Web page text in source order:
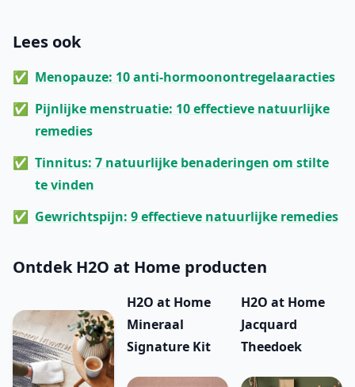
Lees ook
Menopauze: 10 anti-hormoonontregelaaracties
Pijnlijke menstruatie: 10 effectieve natuurlijke
remedies
Tinnitus: 7 natuurlijke benaderingen om stilte
te vinden
Gewrichtspijn: 9 effectieve natuurlijke remedies
Ontdek H2O at Home producten
H2O at Home
Mineraal
Signature Kit
H2O at Home
Jacquard
Theedoek